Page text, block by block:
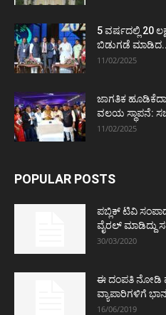
5 ವರ್ಷದಲ್ಲಿ 20
ಬಿಡುಗಡೆ
11/02/2025
ಜಾಗತಿಕ
ವಲಯ ಸ್ಥಾಪನೆ:
11/02/2025
POPULAR POSTS
ಪಬ್ಲಿಕ್ ಟಿವಿ
ವೈರಲ್ ಮಾಡಿದ್ದು
30/03/2020
ಈ ದಂಪತಿ ನೋಡಿ
ವ್ಯಾಪಾರಿಗಳಿಗೆ
16/06/2019